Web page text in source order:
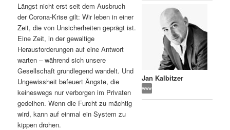
n
h
a
l
t
s
n
I
n
h
a
l
Jan Kalbitzer
Längst nicht erst seit dem Ausbruch
der Corona-Krise gilt: Wir leben in einer
Zeit, die von Unsicherheiten geprägt ist.
Eine Zeit, in der gewaltige
Herausforderungen auf eine Antwort
warten – während sich unsere
Gesellschaft grundlegend wandelt. Und
Ungewissheit befeuert Ängste, die
keineswegs nur verborgen im Privaten
gedeihen. Wenn die Furcht zu mächtig
wird, kann auf einmal ein System zu
kippen drohen.